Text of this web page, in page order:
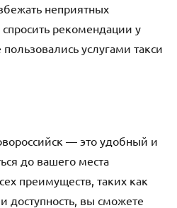
неприятных
рекомендации у
услугами такси
— это удобный и
до вашего места
преимуществ, таких как
доступность, вы сможете